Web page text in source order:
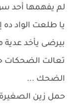
لم يفهمها أحد
يا طلعت الواد
بيرضى يأخد
تعالت الضحكات
الضحك ...
حمل زين الصغيرة